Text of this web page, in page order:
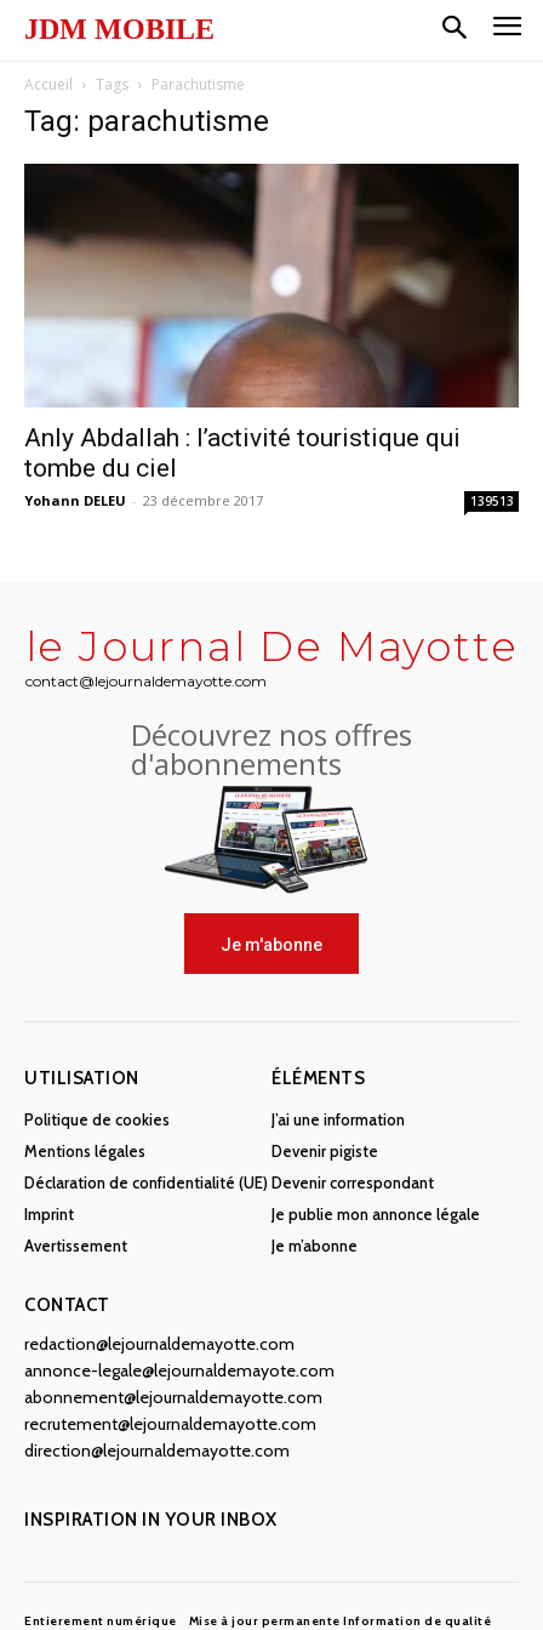
JDM MOBILE
Accueil Tags Parachutisme
Tag: parachutisme
Anly Abdallah : l’activité touristique qui
tombe du ciel
Yohann DELEU - 23 décembre 2017 139513
le Journal De Mayotte
contact@lejournaldemayotte.com
Découvrez nos offres
d'abonnements
Je m'abonne
UTILISATION
Politique de cookies
Mentions légales
Déclaration de confidentialité (UE)
Imprint
Avertissement
ÉLÉMENTS
J’ai une information
Devenir pigiste
Devenir correspondant
Je publie mon annonce légale
Je m’abonne
CONTACT
redaction@lejournaldemayotte.com
annonce-legale@lejournaldemayote.com
abonnement@lejournaldemayotte.com
recrutement@lejournaldemayotte.com
direction@lejournaldemayotte.com
INSPIRATION IN YOUR INBOX
Entierement numérique Mise à jour permanente Information de qualité